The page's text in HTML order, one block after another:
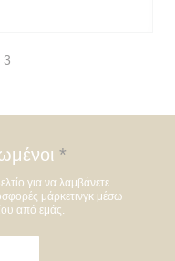
3
*
για να λαμβάνετε
μάρκετινγκ μέσω
από εμάς.